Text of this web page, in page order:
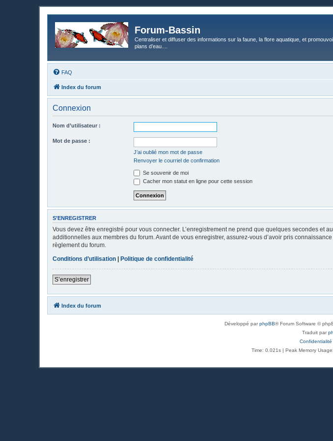
Forum-Bassin
Centraliser et diffuser des informations sur la faune, la flore aquatique, et
plans d’eau....
FAQ
Index du forum
Connexion
Nom d’utilisateur :
Mot de passe :
J’ai oublié mon mot de passe
Renvoyer le courriel de confirmation
Se souvenir de moi
Cacher mon statut en ligne pour cette session
S’ENREGISTRER
Vous devez être enregistré pour vous connecter. L’enregistrement ne prend que quelques secondes et
additionnelles aux membres du forum. Avant de vous enregistrer, assurez-vous d’avoir pris
règlement du forum.
Conditions d’utilisation
Politique de confidentialité
S’enregistrer
Index du forum
Développé parphpBB® Forum Software ©
Traduit par
Confidentialité
Time: 0.021s| Peak Memory